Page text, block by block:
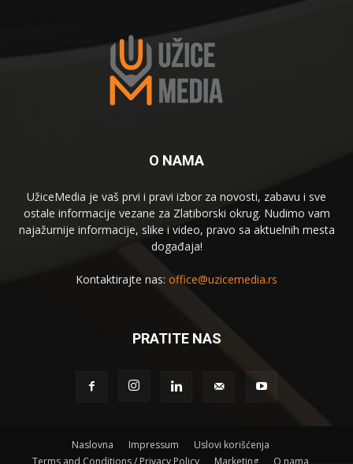
O NAMA
UžiceMedia je vaš prvi i pravi izbor za novosti, zabavu i sve
ostale informacije vezane za Zlatiborski okrug. Nudimo vam
najažurnije informacije, slike i video, pravo sa aktuelnih mesta
događaja!
Kontaktirajte nas: office@uzicemedia.rs
PRATITE NAS
Naslovna Impressum
Uslovi korišćenja
Terms and Conditions / Privacy Policy
Marketing O nama